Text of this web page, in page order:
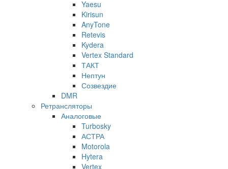
Yaesu
Kirisun
AnyTone
Retevis
Kydera
Vertex Standard
ТАКТ
Нептун
Созвездие
DMR
Ретрансляторы
Аналоговые
Turbosky
АСТРА
Motorola
Hytera
Vertex